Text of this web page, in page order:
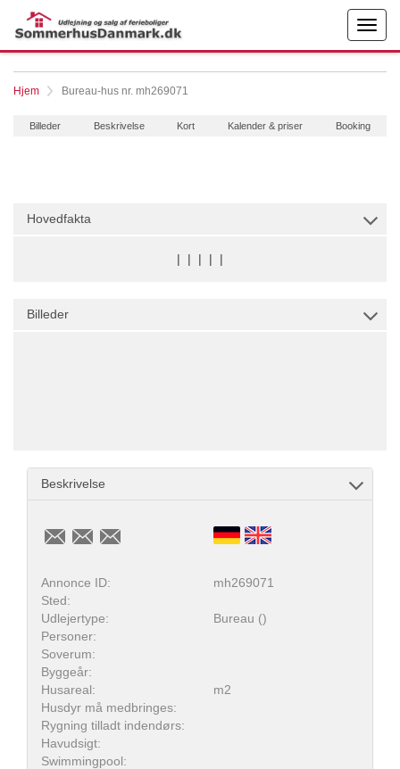
Hjem Bureau-hus nr. mh269071
Billeder Beskrivelse Kort Kalender & priser Booking
Hovedfakta
| | | | |
Billeder
Beskrivelse
Annonce ID:
mh269071
Sted:
Udlejertype:
Bureau ()
Personer:
Soverum:
Byggeår:
Husareal:
m2
Husdyr må medbringes:
Rygning tilladt indendørs:
Havudsigt:
Swimmingpool: